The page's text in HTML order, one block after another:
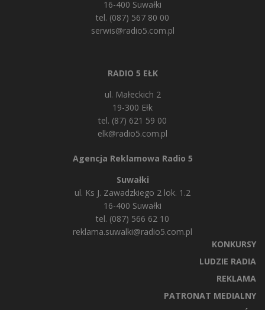
16-400 Suwałki
tel. (087) 567 80 00
serwis@radio5.com.pl
RADIO 5 EŁK
ul. Małeckich 2
19-300 Ełk
tel. (87) 621 59 00
elk@radio5.com.pl
Agencja Reklamowa Radio 5
Suwałki
ul. Ks J. Zawadzkiego 2 lok. 1.2
16-400 Suwałki
tel. (087) 566 62 10
reklama.suwalki@radio5.com.pl
KONKURSY
LUDZIE RADIA
REKLAMA
PATRONAT MEDIALNY